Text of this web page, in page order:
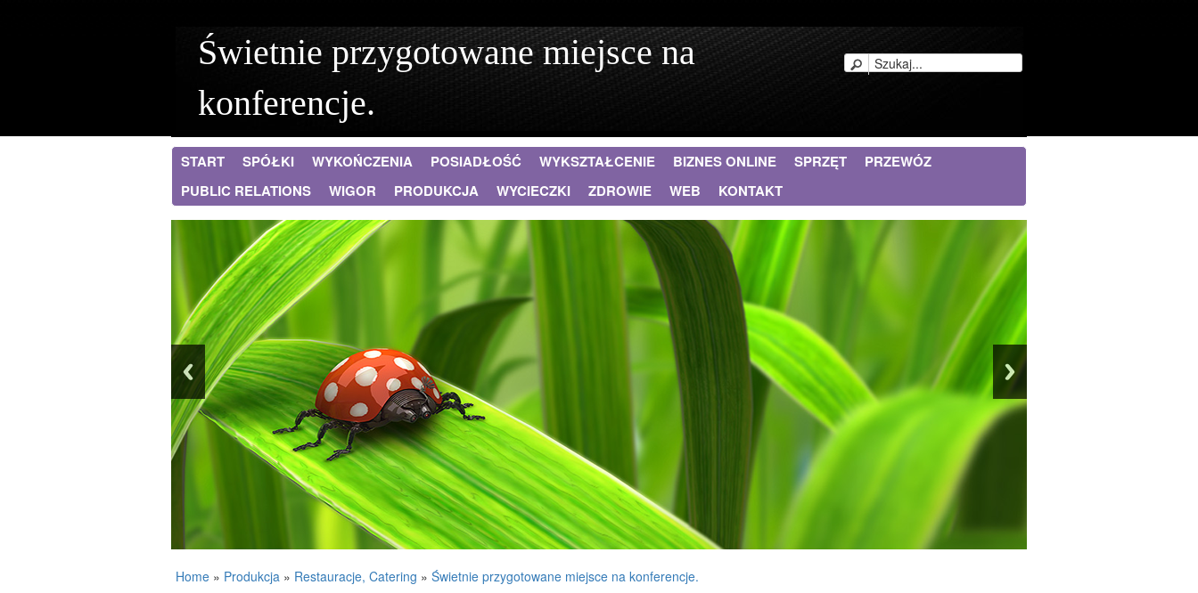
Świetnie przygotowane miejsce na
konferencje.
START SPÓŁKI WYKOŃCZENIA POSIADŁOŚĆ WYKSZTAŁCENIE BIZNES ONLINE SPRZĘT
PRZEWÓZ
PUBLIC RELATIONS
WIGOR PRODUKCJA WYCIECZKI ZDROWIE WEB KONTAKT
Home » Produkcja » Restauracje, Catering » Świetnie przygotowane miejsce na konferencje.